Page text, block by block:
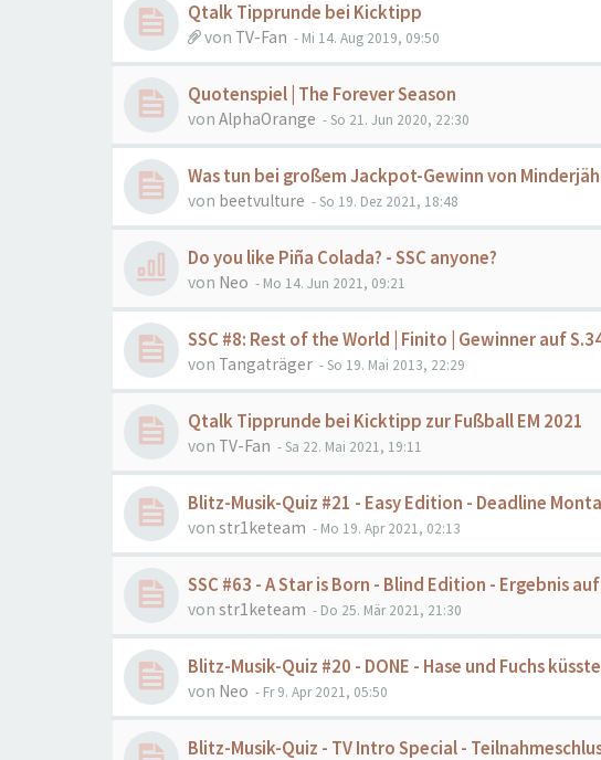
Qtalk Tipprunde bei Kicktipp
von TV-Fan - Mi 14. Aug 2019, 09:50
Quotenspiel | The Forever Season
von AlphaOrange - So 21. Jun 2020, 22:30
Was tun bei großem Jackpot-Gewinn von
von beetvulture - So 19. Dez 2021, 18:48
Do you like Piña Colada? - SSC anyone?
von Neo - Mo 14. Jun 2021, 09:21
SSC #8: Rest of the World | Finito | Gewinner auf
von Tangaträger - So 19. Mai 2013, 22:29
Qtalk Tipprunde bei Kicktipp zur Fußball EM 2021
von TV-Fan - Sa 22. Mai 2021, 19:11
Blitz-Musik-Quiz #21 - Easy Edition - Deadline
von str1keteam - Mo 19. Apr 2021, 02:13
SSC #63 - A Star is Born - Blind Edition - Ergebnis
von str1keteam - Do 25. Mär 2021, 21:30
Blitz-Musik-Quiz #20 - DONE - Hase und Fuchs
von Neo - Fr 9. Apr 2021, 05:50
Blitz-Musik-Quiz - TV Intro Special -